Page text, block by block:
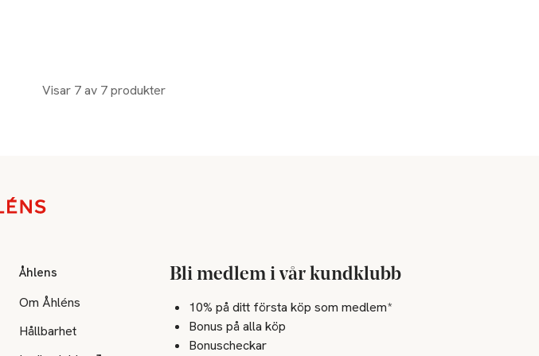
Visar 7 av 7 produkter
Åhlens
Om Åhléns
Hållbarhet
Bli medlem i vår kundklubb
10% på ditt första köp som medlem*
Bonus på alla köp
Bonuscheckar